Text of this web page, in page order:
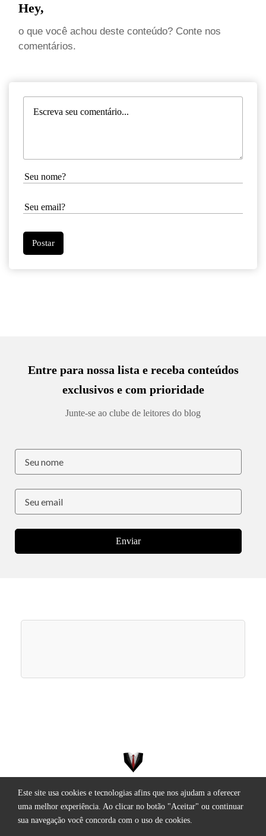
Este site usa cookies e tecnologias afins que nos ajudam a oferecer
uma melhor experiência. Ao clicar no botão "Aceitar" ou continuar
sua navegação você concorda com o uso de cookies.
Hey,
o que você achou deste conteúdo? Conte nos
comentários.
Entre para nossa lista e receba conteúdos
exclusivos e com prioridade
Junte-se ao clube de leitores do blog
Enviar
Todos os direitos reservados.